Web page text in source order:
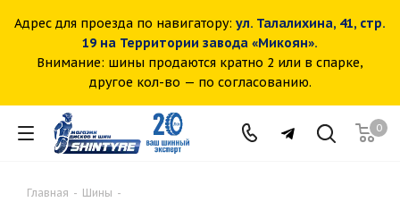
Адрес для проезда по навигатору: ул. Талалихина, 41, стр.
19 на Территории завода «Микоян».
Внимание: шины продаются кратно 2 или в спарке,
другое кол-во — по согласованию.
0
Главная - Шины -